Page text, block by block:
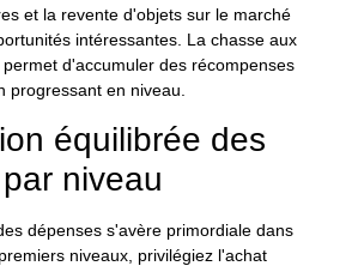
et la revente d'objets sur le marché
intéressantes. La chasse aux
d'accumuler des récompenses
progressant en niveau.
équilibrée des
niveau
dépenses s'avère primordiale dans
niveaux, privilégiez l'achat